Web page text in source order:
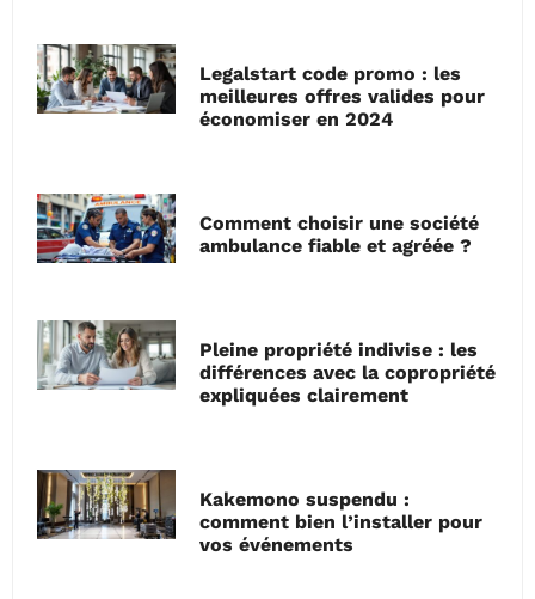
Legalstart code promo : les
meilleures offres valides pour
économiser en 2024
Comment choisir une société
ambulance fiable et agréée ?
Pleine propriété indivise : les
différences avec la copropriété
expliquées clairement
Kakemono suspendu :
comment bien l’installer pour
vos événements